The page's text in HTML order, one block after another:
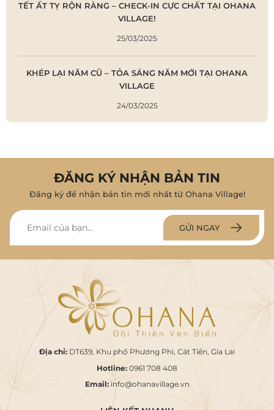
TẾT ẤT TỴ RỘN RÀNG – CHECK-IN CỰC CHẤT TẠI OHANA
VILLAGE!
25/03/2025
KHÉP LẠI NĂM CŨ – TỎA SÁNG NĂM MỚI TẠI OHANA
VILLAGE
24/03/2025
ĐĂNG KÝ NHẬN BẢN TIN
Đăng ký để nhận bản tin mới nhất từ Ohana Village!
GỬI NGAY
Địa chỉ: DT639, Khu phố Phương Phi, Cát Tiến, Gia Lai
Hotline: 0961 708 408
Email: info@ohanavillage.vn